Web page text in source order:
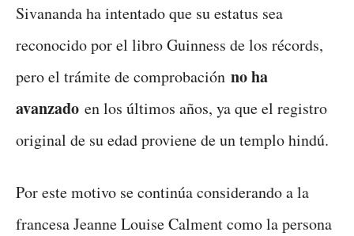
Sivananda ha intentado que su estatus sea
reconocido por el libro Guinness de los récords,
pero el trámite de comprobación no ha
avanzado en los últimos años, ya que el registro
original de su edad proviene de un templo hindú.
Por este motivo se continúa considerando a la
francesa Jeanne Louise Calment como la persona